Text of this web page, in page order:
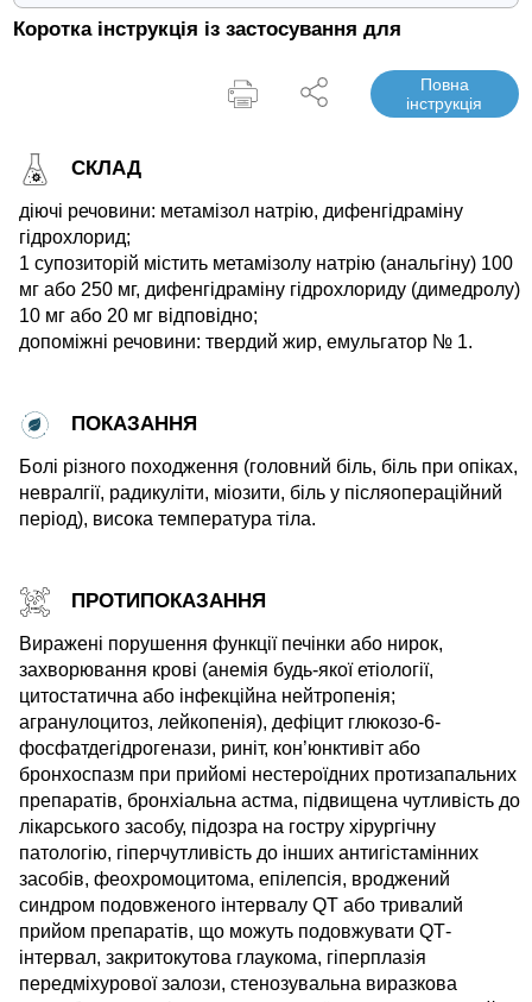
Коротка інструкція із застосування для
Повна
інструкція
СКЛАД
діючі речовини: метамізол натрію, дифенгідраміну
гідрохлорид;
1 супозиторій містить метамізолу натрію (анальгіну) 100
мг або 250 мг, дифенгідраміну гідрохлориду (димедролу)
10 мг або 20 мг відповідно;
допоміжні речовини: твердий жир, емульгатор № 1.
ПОКАЗАННЯ
Болі різного походження (головний біль, біль при опіках,
невралгії, радикуліти, міозити, біль у післяопераційний
період), висока температура тіла.
ПРОТИПОКАЗАННЯ
Виражені порушення функції печінки або нирок,
захворювання крові (анемія будь-якої етіології,
цитостатична або інфекційна нейтропенія;
агранулоцитоз, лейкопенія), дефіцит глюкозо-6-
фосфатдегідрогенази, риніт, кон’юнктивіт або
бронхоспазм при прийомі нестероїдних протизапальних
препаратів, бронхіальна астма, підвищена чутливість до
лікарського засобу, підозра на гостру хірургічну
патологію, гіперчутливість до інших антигістамінних
засобів, феохромоцитома, епілепсія, вроджений
синдром подовженого інтервалу QТ або тривалий
прийом препаратів, що можуть подовжувати QТ-
інтервал, закритокутова глаукома, гіперплазія
передміхурової залози, стенозувальна виразкова